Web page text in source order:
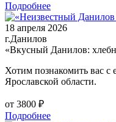
Подробнее
18 апреля 2026
г.Данилов
«Вкусный Данилов:
Хотим познакомить вас
Ярославской области.
от 3800 ₽
Подробнее